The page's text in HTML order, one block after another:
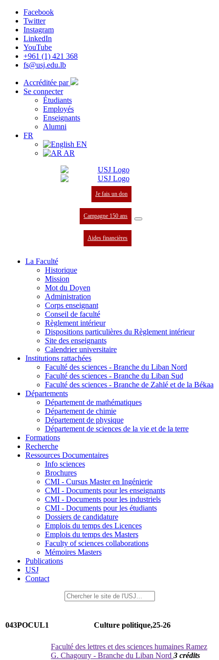
Facebook
Twitter
Instagram
LinkedIn
YouTube
+961 (1) 421 368
fs@usj.edu.lb
Accréditée par
Se connecter
Étudiants
Employés
Enseignants
Alumni
FR
EN
AR
Je fais un don
Campagne 150 ans
Aides financières
La Faculté
Historique
Mission
Mot du Doyen
Administration
Corps enseignant
Conseil de faculté
Règlement intérieur
Dispositions particulières du Règlement intérieur
Site des enseignants
Calendrier universitaire
Institutions rattachées
Faculté des sciences - Branche du Liban Nord
Faculté des sciences - Branche du Liban Sud
Faculté des sciences - Branche de Zahlé et de la Békaa
Départements
Département de mathématiques
Département de chimie
Département de physique
Département de sciences de la vie et de la terre
Formations
Recherche
Ressources Documentaires
Info sciences
Brochures
CMI - Cursus Master en Ingénierie
CMI - Documents pour les enseignants
CMI - Documents pour les industriels
CMI - Documents pour les étudiants
Dossiers de candidature
Emplois du temps des Licences
Emplois du temps des Masters
Faculty of sciences collaborations
Mémoires Masters
Publications
USJ
Contact
043POCUL1 Culture politique,25-26
Faculté des lettres et des sciences humaines Ramez
G. Chagoury - Branche du Liban Nord 3 crédits